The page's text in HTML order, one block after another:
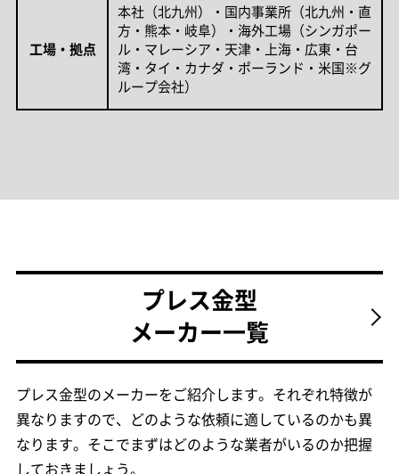
工場・拠点
本社（北九州）・国内事業所（北九州・直
方・熊本・岐阜）・海外工場（シンガポー
ル・マレーシア・天津・上海・広東・台
湾・タイ・カナダ・ポーランド・米国※グ
ループ会社）
プレス金型
メーカー一覧
プレス金型のメーカーをご紹介します。それぞれ特徴が
異なりますので、どのような依頼に適しているのかも異
なります。そこでまずはどのような業者がいるのか把握
しておきましょう。